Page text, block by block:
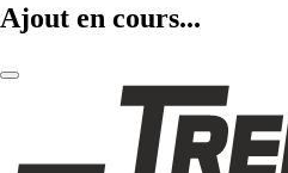
Ajout en cours...